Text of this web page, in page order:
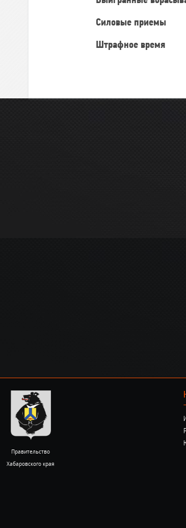
Силовые приемы
Штрафное время
Правительство
Хабаровского края